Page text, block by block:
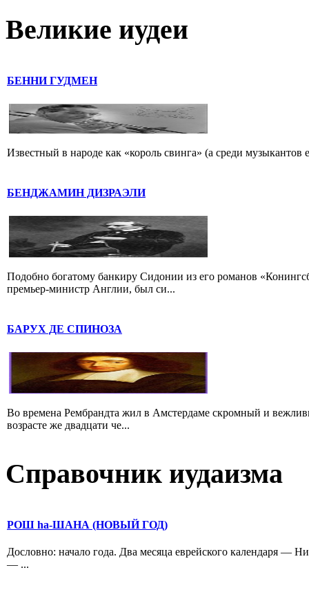
Великие иудеи
БЕННИ ГУДМЕН
Известный в народе как «король свинга» (а среди
БЕНДЖАМИН ДИЗРАЭЛИ
Подобно богатому банкиру Сидонии из его романов
премьер-министр Англии, был си...
БАРУХ ДЕ СПИНОЗА
Во времена Рембрандта жил в Амстердаме скромный и
возрасте же двадцати че...
Справочник иудаизма
РОШ hа-ШАНА (НОВЫЙ ГОД)
Дословно: начало года. Два месяца еврейского календаря —
— ...